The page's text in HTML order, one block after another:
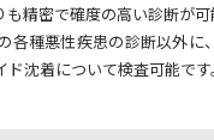
も精密で確度の高い診断が
各種悪性疾患の診断以外に
沈着について検査可能です。